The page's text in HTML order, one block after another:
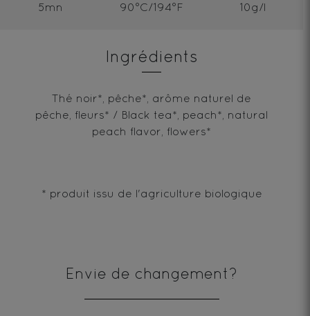
5mn 90°C/194°F 10g/l
Ingrédients
Thé noir*, pêche*, arôme naturel de
pêche, fleurs* / Black tea*, peach*, natural
peach flavor, flowers*
* produit issu de l'agriculture biologique
Envie de changement?